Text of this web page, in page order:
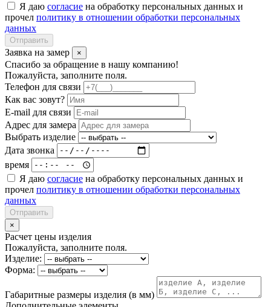
Я даю согласие на обработку персональных данных и
прочел политику в отношении обработки персональных
данных
Отправить
Заявка на замер ×
Спасибо за обращение в нашу компанию!
Пожалуйста, заполните поля.
Телефон для связи
Как вас зовут?
E-mail для связи
Адрес для замера
Выбрать изделие
Дата звонка
время
Я даю согласие на обработку персональных данных и
прочел политику в отношении обработки персональных
данных
Отправить
×
Расчет цены изделия
Пожалуйста, заполните поля.
Изделие:
Форма:
Габаритные размеры изделия (в мм)